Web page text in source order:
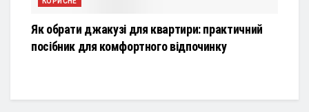
Як обрати джакузі для квартири: практичний
посібник для комфортного відпочинку